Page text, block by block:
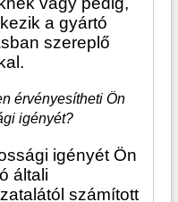
a gyártó
szereplő
érvényesítheti Ön
igényét?
igényét Ön
általi
számított